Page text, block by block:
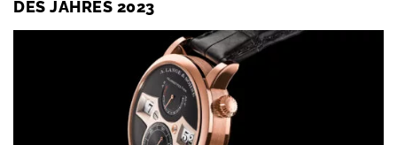
DES JAHRES 2023